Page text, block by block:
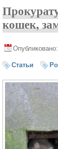
кошек,
Статьи